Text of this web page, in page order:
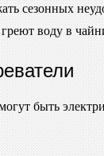
сезонных
воду в
быть